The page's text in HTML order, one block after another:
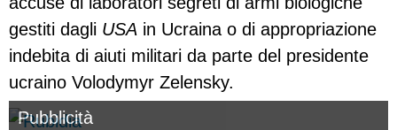
gestiti dagli USA in Ucraina o di appropriazione
indebita di aiuti militari da parte del presidente
ucraino Volodymyr Zelensky.
Pubblicità